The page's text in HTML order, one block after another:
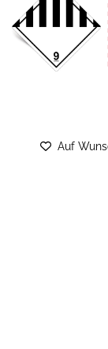
Auf